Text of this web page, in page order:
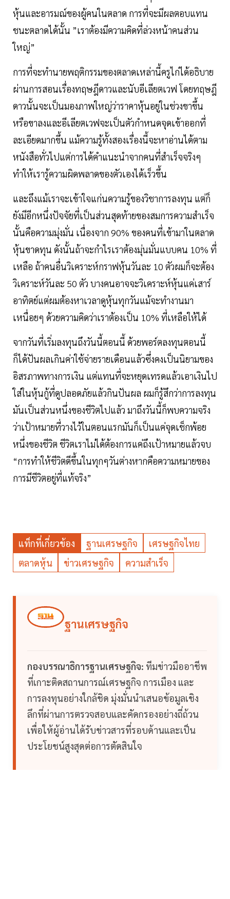
หุ้นและอารมณ์ของผู้คนในตลาด การที่จะมีผลตอบแทน
ชนะตลาดได้นั้น ”เราต้องมีความคิดที่ล่วงหน้าคนส่วน
ใหญ่”
การที่จะทำนายพฤติกรรมของตลาดเหล่านี้ครูไก่ได้อธิบาย
ผ่านการสอนเรื่องทฤษฎีดาวและนับอีเลียตเวฟ โดยทฤษฎี
ดาวนั้นจะเป็นมองภาพใหญ่ว่าราคาหุ้นอยู่ในช่วงขาขึ้น
หรือขาลงและอีเลียตเวฟจะเป็นตัวกำหนดจุดเข้าออกที่
ละเอียดมากขึ้น แม้ความรู้ทั้งสองเรื่องนี้จะหาอ่านได้ตาม
หนังสือทั่วไปแต่การได้คำแนะนำจากคนที่สำเร็จจริงๆ
ทำให้เรารู้ความผิดพลาดของตัวเองได้เร็วขึ้น
และถึงแม้เราจะเข้าใจแก่นความรู้ของวิชาการลงทุน แต่ก็
ยังมีอีกหนึ่งปัจจัยที่เป็นส่วนสุดท้ายของสมการความสำเร็จ
นั้นคือความมุ่งมั่น เนื่องจาก 90% ของคนที่เข้ามาในตลาด
หุ้นขาดทุน ดังนั้นถ้าจะกำไรเราต้องมุ่นมั่นแบบคน 10% ที่
เหลือ ถ้าคนอื่นวิเคราะห์กราฟหุ้นวันละ 10 ตัวผมก็จะต้อง
วิเคราะห์วันละ 50 ตัว บางคนอาจจะวิเคราะห์หุ้นแค่เสาร์
อาทิตย์แต่ผมต้องหาเวลาดูหุ้นทุกวันแม้จะทำงานมา
เหนื่อยๆ ด้วยความคิดว่าเราต้องเป็น 10% ที่เหลือให้ได้
จากวันที่เริ่มลงทุนถึงวันนี้ตอนนี้ ด้วยพอร์ตลงทุนตอนนี้
ก็ได้ปันผลเกินค่าใช้จ่ายรายเดือนแล้วซึ่งคงเป็นนิยามของ
อิสรภาพทางการเงิน แต่แทนที่จะหยุดเทรดแล้วเอาเงินไป
ใส่ในหุ้นกู้ที่ดูปลอดภัยแล้วกินปันผล ผมก็รู้สึกว่าการลงทุน
มันเป็นส่วนหนึ่งของชีวิตไปแล้ว มาถึงวันนี้ก็พบความจริง
ว่าเป้าหมายที่วางไว้ในตอนแรกมันก็เป็นแค่จุดเช็กพ้อย
หนึ่งของชีวิต ชีวิตเราไม่ได้ต้องการแค่ถึงเป้าหมายแล้วจบ
“การทำให้ชีวิตดีขึ้นในทุกๆวันต่างหากคือความหมายของ
การมีชีวิตอยู่ที่แท้จริง”
แท็กที่เกี่ยวข้อง ฐานเศรษฐกิจ
เศรษฐกิจไทย
ตลาดหุ้น
ข่าวเศรษฐกิจ ความสำเร็จ
ฐานเศรษฐกิจ
กองบรรณาธิการฐานเศรษฐกิจ: ทีมข่าวมืออาชีพ
ที่เกาะติดสถานการณ์เศรษฐกิจ การเมือง และ
การลงทุนอย่างใกล้ชิด มุ่งมั่นนำเสนอข้อมูลเชิง
ลึกที่ผ่านการตรวจสอบและคัดกรองอย่างถี่ถ้วน
เพื่อให้ผู้อ่านได้รับข่าวสารที่รอบด้านและเป็น
ประโยชน์สูงสุดต่อการตัดสินใจ